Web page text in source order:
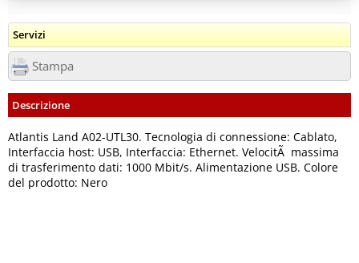
Servizi
Stampa
Descrizione
Atlantis Land A02-UTL30. Tecnologia di connessione: Cablato,
Interfaccia host: USB, Interfaccia: Ethernet. VelocitÃ massima
di trasferimento dati: 1000 Mbit/s. Alimentazione USB. Colore
del prodotto: Nero